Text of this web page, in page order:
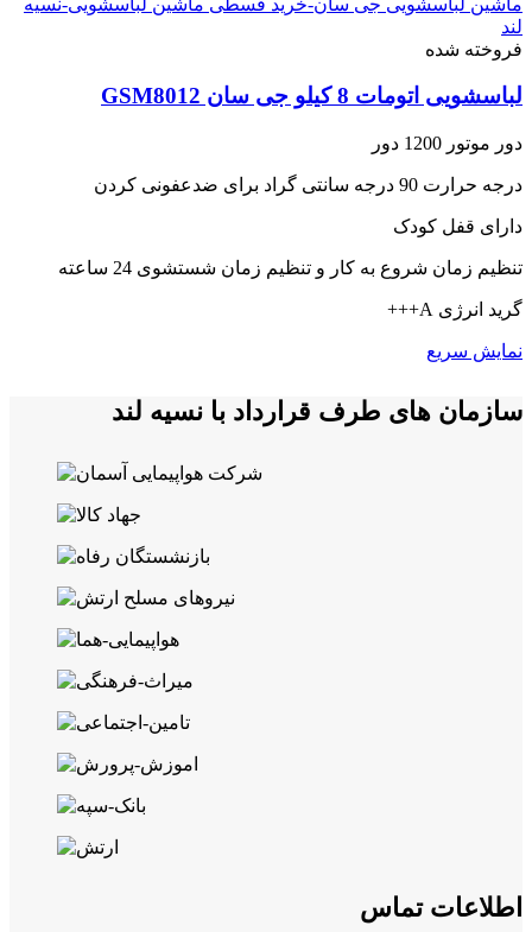
فروخته شده
لباسشویی اتومات 8 کیلو جی سان GSM8012
دور موتور 1200 دور
درجه حرارت 90 درجه سانتی گراد برای ضدعفونی کردن
دارای قفل کودک
تنظیم زمان شروع به کار و تنظیم زمان شستشوی 24 ساعته
گرید انرژی A+++
نمایش سریع
سازمان های طرف قرارداد با نسیه لند
اطلاعات تماس